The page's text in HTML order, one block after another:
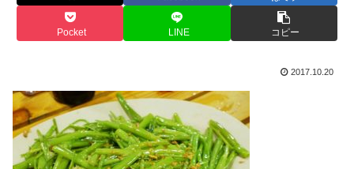
Pocket LINE コピー
2017.10.20